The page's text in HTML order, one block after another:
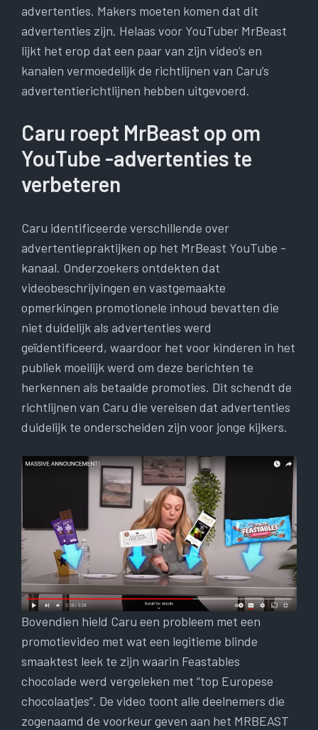
advertenties. Makers moeten komen dat dit
advertenties zijn. Helaas voor YouTuber MrBeast
lijkt het erop dat een paar van zijn video’s en
kanalen vermoedelijk de richtlijnen van Caru’s
advertentierichtlijnen hebben uitgevoerd.
Caru roept MrBeast op om
YouTube -advertenties te
verbeteren
Caru identificeerde verschillende over
advertentiepraktijken op het MrBeast YouTube -
kanaal. Onderzoekers ontdekten dat
videobeschrijvingen en vastgemaakte
opmerkingen promotionele inhoud bevatten die
niet duidelijk als advertenties werd
geïdentificeerd, waardoor het voor kinderen in het
publiek moeilijk werd om deze berichten te
herkennen als betaalde promoties. Dit schendt de
richtlijnen van Caru die vereisen dat advertenties
duidelijk te onderscheiden zijn voor jonge kijkers.
Bovendien hield Caru een probleem met een
promotievideo met wat een legitieme blinde
smaaktest leek te zijn waarin Feastables
chocolade werd vergeleken met “top Europese
chocolaatjes”. De video toont alle deelnemers die
zogenaamd de voorkeur geven aan het MRBEAST